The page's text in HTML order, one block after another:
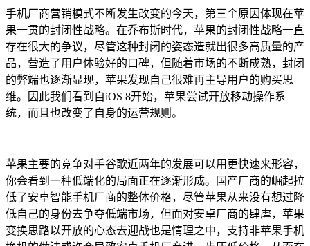
手机厂商营销模式不断发生改变的今天，第三个原因体现在苹
果一贯的封闭性战略。在乔布斯时代，苹果的封闭性战略一直
存在很大的争议，尽管这种封闭的姿态造就出很多高质量的产
品，营造了用户体验好的口碑，但随着市场的不断成熟，封闭
的弊端也逐渐显现，苹果发现自己很难再主导用户的购买思
维。因此我们看到自iOS 8开始，苹果尝试开放移动操作系
统，而且也改变了自身的运营规则。
苹果主要的竞争对手谷歌近两年的发展可以用更快速来形容，
你会看到一种低端化的局面正在逐渐形成。国产厂商的崛起拉
低了安卓智能手机厂商的整体价格，尽管苹果从来没有想过降
低自己的身份去争夺低端市场，但面对安卓厂商的肆虐，苹果
变换思路以开放的心态去迎战也是情理之中，支持非苹果手机